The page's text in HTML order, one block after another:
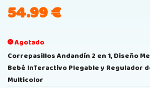
54.99€
Agotado
Correpasillos Andandín 2 en 1, Diseño
Bebé InTeractivo Plegable y Regulador
Multicolor